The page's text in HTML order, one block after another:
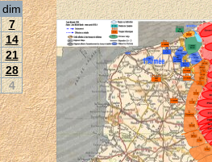
dim
7
14
21
28
4